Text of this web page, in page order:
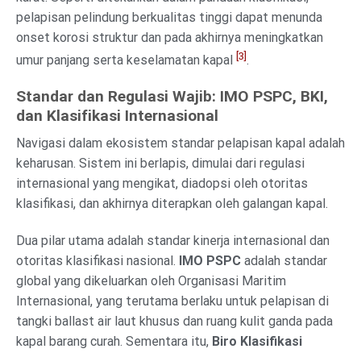
pelapisan pelindung berkualitas tinggi dapat menunda
onset korosi struktur dan pada akhirnya meningkatkan
umur panjang serta keselamatan kapal [3].
Standar dan Regulasi Wajib: IMO PSPC, BKI,
dan Klasifikasi Internasional
Navigasi dalam ekosistem standar pelapisan kapal adalah
keharusan. Sistem ini berlapis, dimulai dari regulasi
internasional yang mengikat, diadopsi oleh otoritas
klasifikasi, dan akhirnya diterapkan oleh galangan kapal.
Dua pilar utama adalah standar kinerja internasional dan
otoritas klasifikasi nasional. IMO PSPC adalah standar
global yang dikeluarkan oleh Organisasi Maritim
Internasional, yang terutama berlaku untuk pelapisan di
tangki ballast air laut khusus dan ruang kulit ganda pada
kapal barang curah. Sementara itu, Biro Klasifikasi